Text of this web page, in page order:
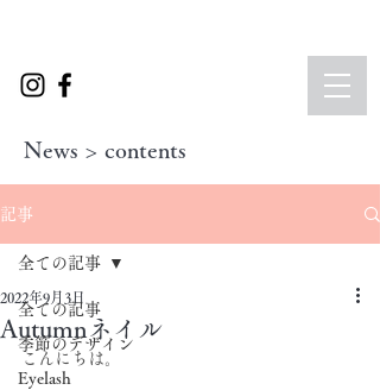
News > contents
記事
全ての記事
季節のデザイン
Eyelash
全ての記事
Autumnネイル
2022年9月3日
こんにちは。